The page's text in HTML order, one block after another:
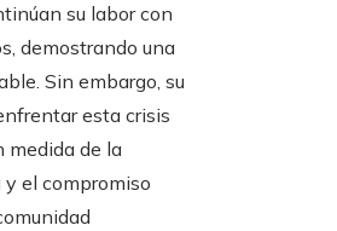
su labor con
demostrando una
Sin embargo, su
esta crisis
medida de la
el compromiso